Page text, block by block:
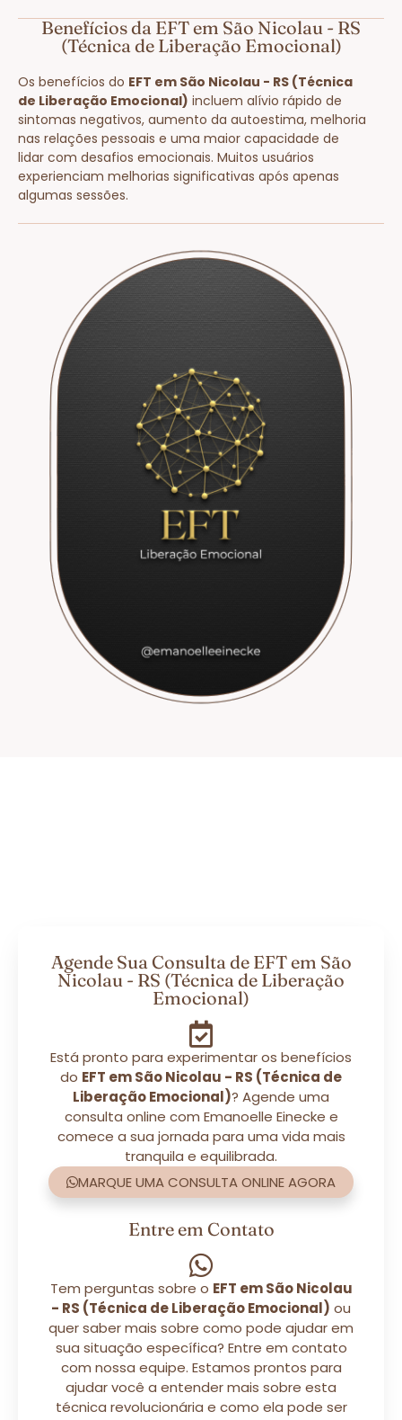
Benefícios da EFT em São Nicolau - RS
(Técnica de Liberação Emocional)
Os benefícios do EFT em São Nicolau - RS (Técnica
de Liberação Emocional) incluem alívio rápido de
sintomas negativos, aumento da autoestima, melhoria
nas relações pessoais e uma maior capacidade de
lidar com desafios emocionais. Muitos usuários
experienciam melhorias significativas após apenas
algumas sessões.
Agende Sua Consulta de EFT em São
Nicolau - RS (Técnica de Liberação
Emocional)
Está pronto para experimentar os benefícios
do EFT em São Nicolau - RS (Técnica de
Liberação Emocional)? Agende uma
consulta online com Emanoelle Einecke e
comece a sua jornada para uma vida mais
tranquila e equilibrada.
MARQUE UMA CONSULTA ONLINE AGORA
Entre em Contato
Tem perguntas sobre o EFT em São Nicolau
- RS (Técnica de Liberação Emocional) ou
quer saber mais sobre como pode ajudar em
sua situação específica? Entre em contato
com nossa equipe. Estamos prontos para
ajudar você a entender mais sobre esta
técnica revolucionária e como ela pode ser